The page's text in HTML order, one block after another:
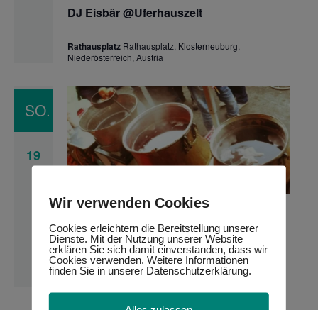
DJ Eisbär @Uferhauszelt
Rathausplatz Rathausplatz, Klosterneuburg,
Niederösterreich, Austria
SO.
19
DJ Eisbär @Uferhauszelt
19. November 2023 10:00-20:00
@Uferhauszelt
RathausplatzRathausplatz, Klosterneuburg,
Wir verwenden Cookies
Cookies erleichtern die Bereitstellung unserer
Dienste. Mit der Nutzung unserer Website
erklären Sie sich damit einverstanden, dass wir
Cookies verwenden. Weitere Informationen
finden Sie in unserer Datenschutzerklärung.